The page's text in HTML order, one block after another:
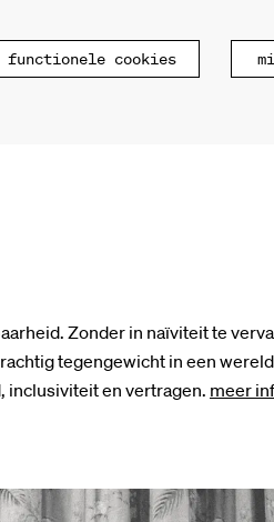
functionele cookies
Zonder in naïviteit te
tegengewicht in een
inclusiviteit en vertragen. meer